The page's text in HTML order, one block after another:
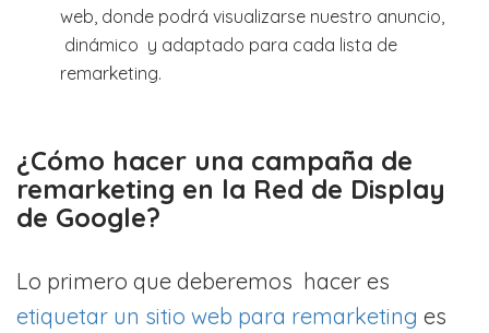
web, donde podrá visualizarse nuestro anuncio,
dinámico y adaptado para cada lista de
remarketing.
¿Cómo hacer una campaña de
remarketing en la Red de Display
de Google?
Lo primero que deberemos hacer es
etiquetar un sitio web para remarketing es